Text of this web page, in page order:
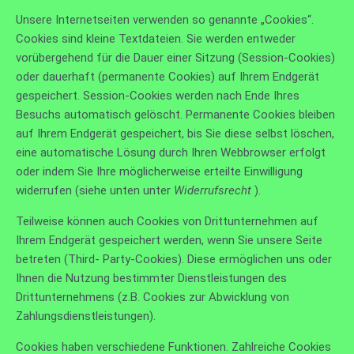
Unsere Internetseiten verwenden so genannte „Cookies“.
Cookies sind kleine Textdateien. Sie werden entweder
vorübergehend für die Dauer einer Sitzung (Session-Cookies)
oder dauerhaft (permanente Cookies) auf Ihrem Endgerät
gespeichert. Session-Cookies werden nach Ende Ihres
Besuchs automatisch gelöscht. Permanente Cookies bleiben
auf Ihrem Endgerät gespeichert, bis Sie diese selbst löschen,
eine automatische Lösung durch Ihren Webbrowser erfolgt
oder indem Sie Ihre möglicherweise erteilte Einwilligung
widerrufen (siehe unten unter Widerrufsrecht ).
Teilweise können auch Cookies von Drittunternehmen auf
Ihrem Endgerät gespeichert werden, wenn Sie unsere Seite
betreten (Third- Party-Cookies). Diese ermöglichen uns oder
Ihnen die Nutzung bestimmter Dienstleistungen des
Drittunternehmens (z.B. Cookies zur Abwicklung von
Zahlungsdienstleistungen).
Cookies haben verschiedene Funktionen. Zahlreiche Cookies